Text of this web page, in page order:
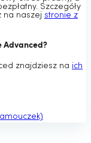
Szczegóły
na naszej stronie z
Advanced?
znajdziesz na ich